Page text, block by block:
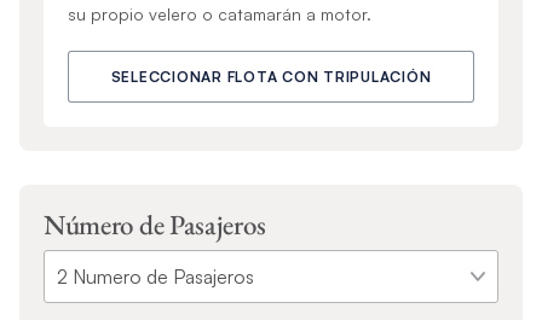
su propio velero o catamarán a motor.
SELECCIONAR FLOTA CON TRIPULACIÓN
Número de Pasajeros